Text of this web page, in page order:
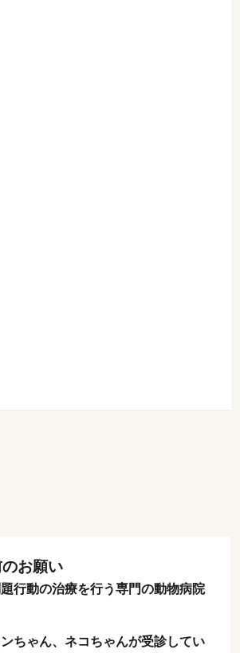
お願い
行動の治療を行う専門の動物病院
ちゃん、ネコちゃんが受診してい